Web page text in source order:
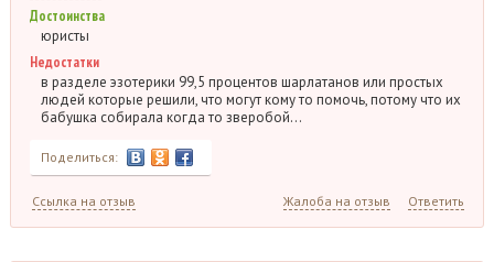
Достоинства
юристы
Недостатки
в разделе эзотерики 99,5 процентов шарлатанов или простых
людей которые решили, что могут кому то помочь, потому что их
бабушка собирала когда то зверобой…
Поделиться:
Ссылка на отзыв Жалоба на отзыв Ответить